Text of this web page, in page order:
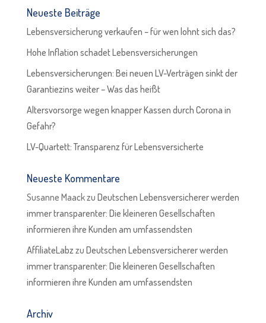
Neueste Beiträge
Lebensversicherung verkaufen – für wen lohnt sich das?
Hohe Inflation schadet Lebensversicherungen
Lebensversicherungen: Bei neuen LV-Verträgen sinkt der
Garantiezins weiter – Was das heißt
Altersvorsorge wegen knapper Kassen durch Corona in
Gefahr?
LV-Quartett: Transparenz für Lebensversicherte
Neueste Kommentare
Susanne Maackzu Deutschen Lebensversicherer werden
immer transparenter: Die kleineren Gesellschaften
informieren ihre Kunden am umfassendsten
AffiliateLabz zu Deutschen Lebensversicherer werden
immer transparenter: Die kleineren Gesellschaften
informieren ihre Kunden am umfassendsten
Archiv